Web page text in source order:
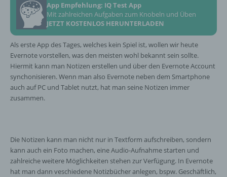
App Empfehlung: IQ Test App
Mit zahlreichen Aufgaben zum Knobeln und Üben
JETZT KOSTENLOS HERUNTERLADEN
Als erste App des Tages, welches kein Spiel ist, wollen wir heute
Evernote vorstellen, was den meisten wohl bekannt sein sollte.
Hiermit kann man Notizen erstellen und über den Evernote Account
synchonisieren. Wenn man also Evernote neben dem Smartphone
auch auf PC und Tablet nutzt, hat man seine Notizen immer
zusammen.
Die Notizen kann man nicht nur in Textform aufschreiben, sondern
kann auch ein Foto machen, eine Audio-Aufnahme starten und
zahlreiche weitere Möglichkeiten stehen zur Verfügung. In Evernote
hat man dann veschiedene Notizbücher anlegen, bspw. Geschäftlich,